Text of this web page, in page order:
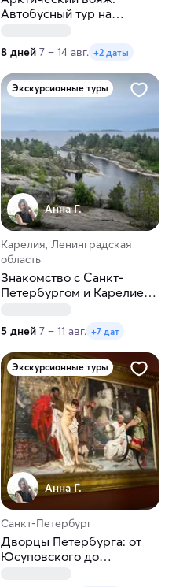
Автобусный тур на
Перми
8 дней 7 – 14 авг. +2 даты
Экскурсионные туры
Анна Г.
Карелия, Ленинградская
область
Знакомство с Санкт-
Петербургом и Карелией.
Ладожские шхеры
5 дней 7 – 11 авг. +7 дат
Экскурсионные туры
Анна Г.
Санкт-Петербург
Дворцы Петербурга: от
Юсуповского до